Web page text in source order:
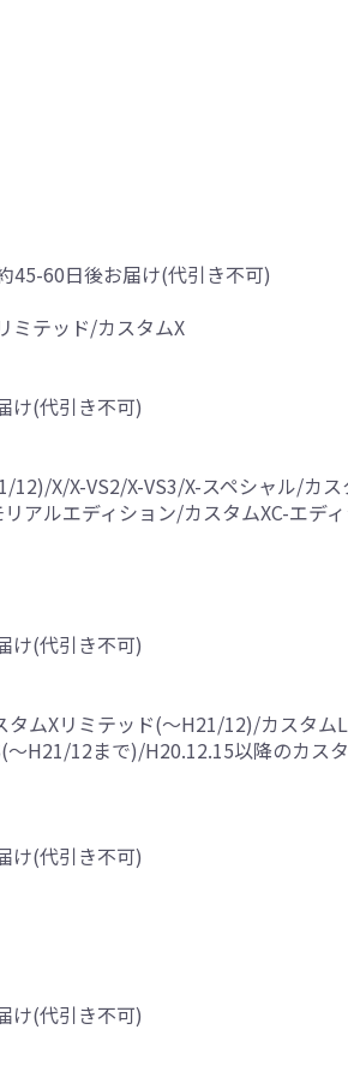
45-60日後お届け(代引き不可)
ミテッド/カスタムX
け(代引き不可)
X/X-VS2/X-VS3/X-スペシャル/カ
アルエディション/カスタムXC-エデ
け(代引き不可)
ムXリミテッド(～H21/12)/カスタ
～H21/12まで)/H20.12.15以降のカス
け(代引き不可)
け(代引き不可)